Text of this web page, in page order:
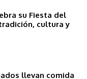
su Fiesta del
cultura y
llevan comida